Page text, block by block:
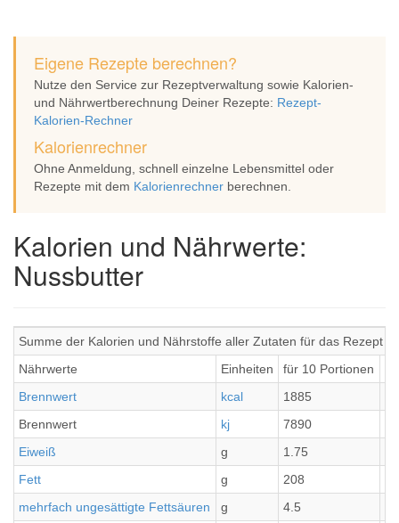
Eigene Rezepte berechnen?
Nutze den Service zur Rezeptverwaltung sowie Kalorien-
und Nährwertberechnung Deiner Rezepte: Rezept-
Kalorien-Rechner
Kalorienrechner
Ohne Anmeldung, schnell einzelne Lebensmittel oder
Rezepte mit dem Kalorienrechner berechnen.
Kalorien und Nährwerte:
Nussbutter
Summe der Kalorien und Nährstoffe aller Zutaten für das Rezept
Nährwerte
Einheiten für 10 Portionen
Brennwert
kcal 1885
Brennwert
kj 7890
Eiweiß
g 1.75
Fett
g 208
mehrfach ungesättigte Fettsäuren
g 4.5